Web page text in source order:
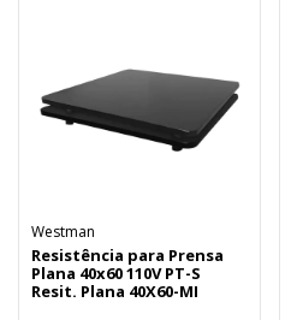
Westman
Resistência para Prensa
Plana 40x60 110V PT-S
Resit. Plana 40X60-MI